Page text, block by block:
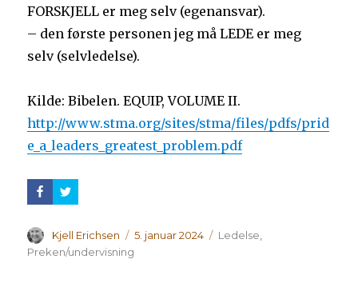
FORSKJELL er meg selv (egenansvar).
– den første personen jeg må LEDE er meg
selv (selvledelse).
Kilde: Bibelen. EQUIP, VOLUME II.
http://www.stma.org/sites/stma/files/pdfs/prid
e_a_leaders_greatest_problem.pdf
Forfatter
Kjell Erichsen Publisert
5. januar 2024 Kategorier
Ledelse,
Preken/undervisning